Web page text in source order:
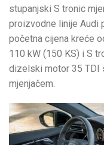
stupanjski S tronic
proizvodne linije Audi
početna cijena kreće
110 kW (150 KS) i S
dizelski motor 35 TDI
mjenjačem.